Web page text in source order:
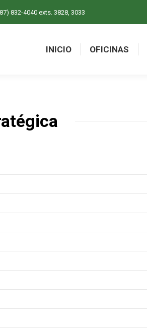
832-4040 exts. 3828, 3033
INICIO OFICINAS
INICIO